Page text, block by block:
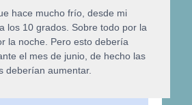
hace mucho frío, desde mi
los 10 grados. Sobre todo por la
la noche. Pero esto debería
el mes de junio, de hecho las
deberían aumentar.